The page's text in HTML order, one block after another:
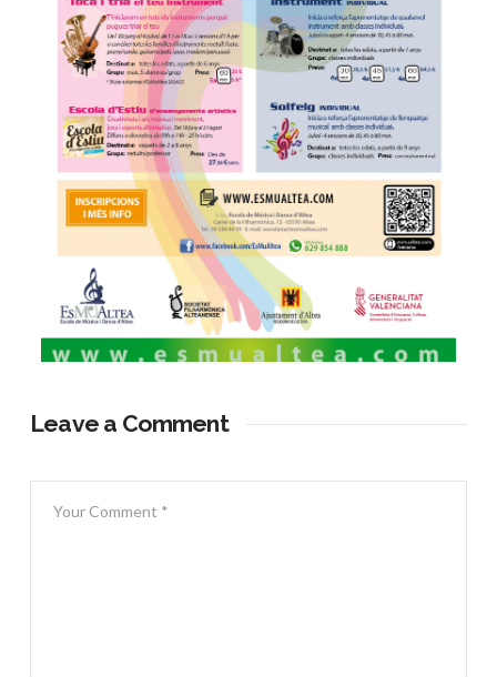
Leave a Comment